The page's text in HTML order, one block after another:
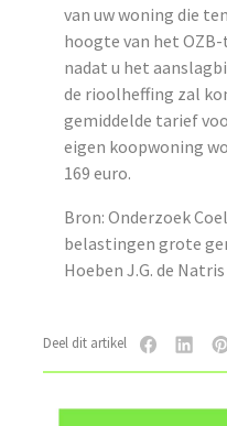
van uw woning die
hoogte van het
nadat u het
de rioolheffing zal
gemiddelde tarief
eigen koopwoning
169 euro.
Bron: Onderzoek
belastingen grote
Hoeben J.G. de Natris
Deel dit artikel